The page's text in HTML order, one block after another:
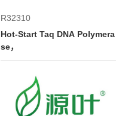
R32310
Hot-Start Taq DNA Polymera
se，